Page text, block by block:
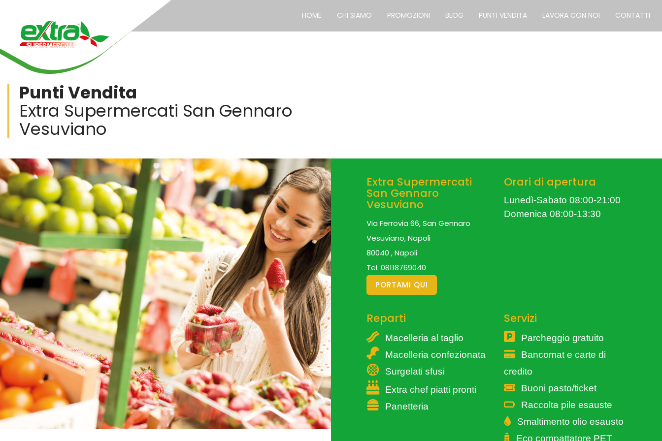
HOME CHI SIAMO PROMOZIONI BLOG PUNTI VENDITA LAVORA CON NOI CONTATTI
Punti Vendita
Extra Supermercati San Gennaro
Vesuviano
Extra Supermercati
San Gennaro
Vesuviano
Via Ferrovia 66, San Gennaro
Vesuviano, Napoli
80040 , Napoli
Tel. 08118769040
PORTAMI QUI
Orari di apertura
Lunedì-Sabato 08:00-21:00
Domenica 08:00-13:30
Reparti
Macelleria al taglio
Macelleria confezionata
Surgelati sfusi
Extra chef piatti pronti
Panetteria
Servizi
Parcheggio gratuito
Bancomat e carte di
credito
Buoni pasto/ticket
Raccolta pile esauste
Smaltimento olio esausto
Eco compattatore PET